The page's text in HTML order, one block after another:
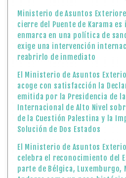
Ministerio de Asuntos
cierre del Puente de Karama
enmarca en una política de
exige una intervención
reabrirlo de inmediato
El Ministerio de Asuntos
acoge con satisfacción la
emitida por la Presidencia de
Internacional de Alto Nivel
de la Cuestión Palestina y la
Solución de Dos Estados
El Ministerio de Asuntos
celebra el reconocimiento del
parte de Bélgica, Luxemburgo,